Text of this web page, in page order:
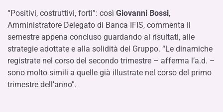
“Positivi, costruttivi, forti”: così Giovanni Bossi,
Amministratore Delegato di Banca IFIS, commenta il
semestre appena concluso guardando ai risultati, alle
strategie adottate e alla solidità del Gruppo. “Le dinamiche
registrate nel corso del secondo trimestre – afferma l’a.d. –
sono molto simili a quelle già illustrate nel corso del primo
trimestre dell’anno”.